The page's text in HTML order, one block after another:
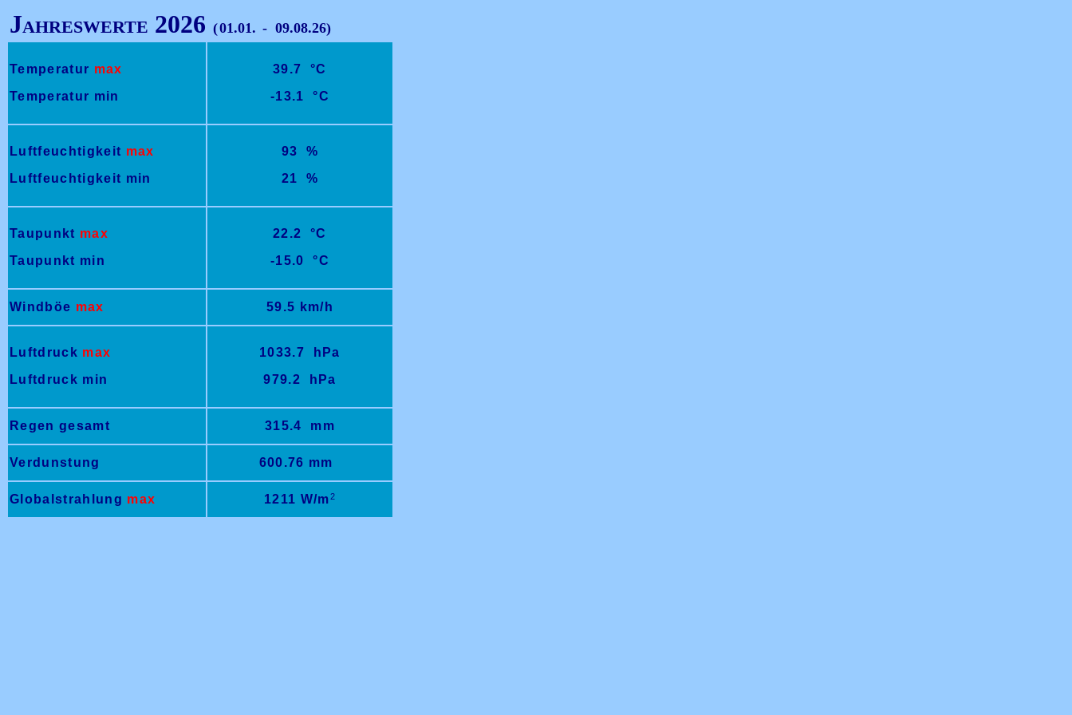
Jahreswerte 2026 (01.01. -09.08.26)
Temperatur max
Temperatur min
39.7 °C
-13.1 °C
Luftfeuchtigkeit max
Luftfeuchtigkeit min
93 %
21 %
Taupunkt max
Taupunkt min
22.2 °C
-15.0 °C
Windböe max 59.5 km/h
Luftdruck max
Luftdruck min
1033.7 hPa
979.2 hPa
Regen gesamt 315.4 mm
Verdunstung 600.76 mm
Globalstrahlung max 1211 W/m2